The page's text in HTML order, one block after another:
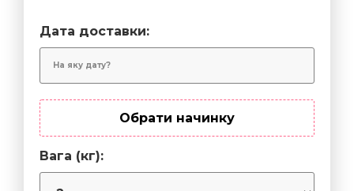
Дата доставки:
Обрати начинку
Вага (кг):